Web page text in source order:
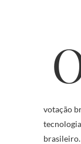
O Tribunal
votação
brasileiro.